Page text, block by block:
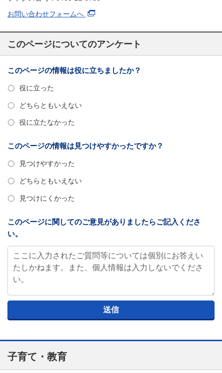
お問い合わせフォームへ
このページについてのアンケート
このページの情報は役に立ちましたか？
役に立った
どちらともいえない
役に立たなかった
このページの情報は見つけやすかったですか？
見つけやすかった
どちらともいえない
見つけにくかった
このページに関してのご意見がありましたらご記入くださ
い。
子育て・教育